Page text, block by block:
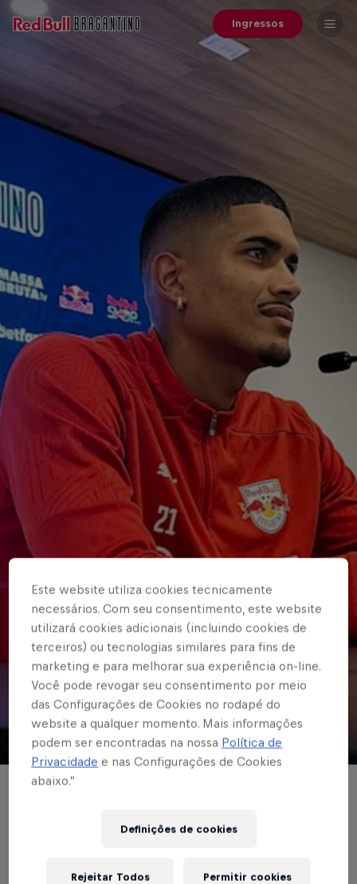
Ingressos
© Red Bull Bragantino
destaca ajustes de
Seabra e afirma
Este website utiliza cookies tecnicamente
necessários. Com seu consentimento, este website
utilizará cookies adicionais (incluindo cookies de
terceiros) ou tecnologias similares para fins de
marketing e para melhorar sua experiência on-line.
Você pode revogar seu consentimento por meio
das Configurações de Cookies no rodapé do
website a qualquer momento. Mais informações
podem ser encontradas na nossa Política de
Privacidade e nas Configurações de Cookies
abaixo.”
Definições de cookies
Rejeitar Todos Permitir cookies